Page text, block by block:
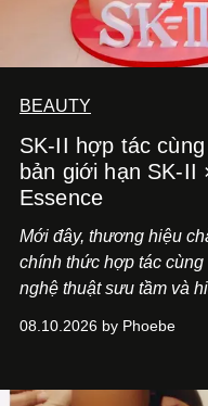
BEAUTY
SK-II hợp tác
bản giới hạn SK-II
Essence
Mới đây, thương hiệu
chính thức hợp tác
nghệ thuật sưu tầm và
08.10.2026 by Phoebe